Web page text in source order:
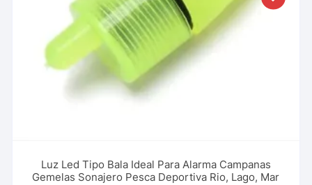
Luz Led Tipo Bala Ideal Para Alarma Campanas
Gemelas Sonajero Pesca Deportiva Rio, Lago, Mar